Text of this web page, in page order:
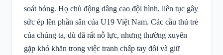
soát bóng. Họ chủ động dâng cao đội hình, liên tục gây
sức ép lên phần sân của U19 Việt Nam. Các cầu thủ trẻ
của chúng ta, dù đã rất nỗ lực, nhưng thường xuyên
gặp khó khăn trong việc tranh chấp tay đôi và giữ